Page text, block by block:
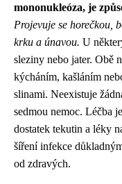
mononukleóza, je
Projevuje se horečkou,
krku a únavou. U
sleziny nebo jater. Obě
kýcháním, kašláním
slinami. Neexistuje
sedmou nemoc. Léčba
dostatek tekutin a léky
šíření infekce
od zdravých.